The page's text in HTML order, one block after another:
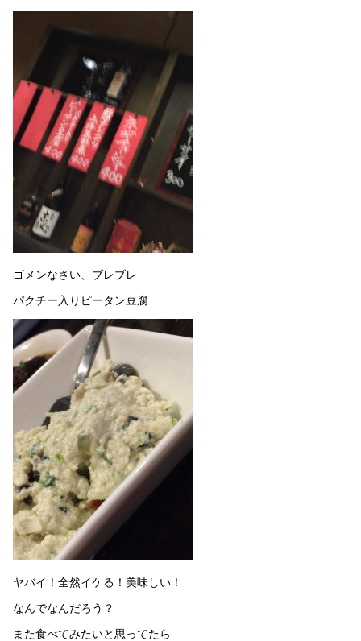
ゴメンなさい、ブレブレ
パクチー入りピータン豆腐
ヤバイ！全然イケる！美味しい！
なんでなんだろう？
また食べてみたいと思ってたら